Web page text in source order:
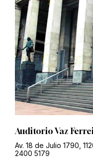
Auditorio Vaz
Av. 18 de Julio 1790,
2400 5179